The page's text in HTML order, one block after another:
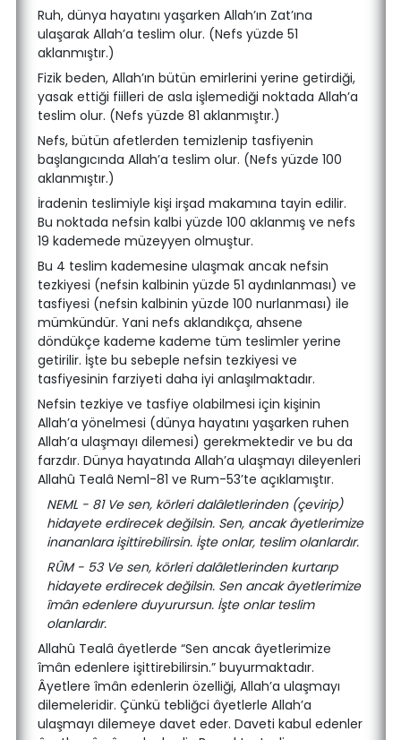
Ruh, dünya hayatını yaşarken Allah’ın Zat’ına
ulaşarak Allah’a teslim olur. (Nefs yüzde 51
aklanmıştır.)
Fizik beden, Allah’ın bütün emirlerini yerine getirdiği,
yasak ettiği fiilleri de asla işlemediği noktada Allah’a
teslim olur. (Nefs yüzde 81 aklanmıştır.)
Nefs, bütün afetlerden temizlenip tasfiyenin
başlangıcında Allah’a teslim olur. (Nefs yüzde 100
aklanmıştır.)
İradenin teslimiyle kişi irşad makamına tayin edilir.
Bu noktada nefsin kalbi yüzde 100 aklanmış ve nefs
19 kademede müzeyyen olmuştur.
Bu 4 teslim kademesine ulaşmak ancak nefsin
tezkiyesi (nefsin kalbinin yüzde 51 aydınlanması) ve
tasfiyesi (nefsin kalbinin yüzde 100 nurlanması) ile
mümkündür. Yani nefs aklandıkça, ahsene
döndükçe kademe kademe tüm teslimler yerine
getirilir. İşte bu sebeple nefsin tezkiyesi ve
tasfiyesinin farziyeti daha iyi anlaşılmaktadır.
Nefsin tezkiye ve tasfiye olabilmesi için kişinin
Allah’a yönelmesi (dünya hayatını yaşarken ruhen
Allah’a ulaşmayı dilemesi) gerekmektedir ve bu da
farzdır. Dünya hayatında Allah’a ulaşmayı dileyenleri
Allahû Tealâ Neml-81 ve Rum-53’te açıklamıştır.
NEML - 81 Ve sen, körleri dalâletlerinden (çevirip)
hidayete erdirecek değilsin. Sen, ancak âyetlerimize
inananlara işittirebilirsin. İşte onlar, teslim olanlardır.
RÛM - 53 Ve sen, körleri dalâletlerinden kurtarıp
hidayete erdirecek değilsin. Sen ancak âyetlerimize
îmân edenlere duyurursun. İşte onlar teslim
olanlardır.
Allahû Tealâ âyetlerde “Sen ancak âyetlerimize
îmân edenlere işittirebilirsin.” buyurmaktadır.
Âyetlere îmân edenlerin özelliği, Allah’a ulaşmayı
dilemeleridir. Çünkü tebliğci âyetlerle Allah’a
ulaşmayı dilemeye davet eder. Daveti kabul edenler